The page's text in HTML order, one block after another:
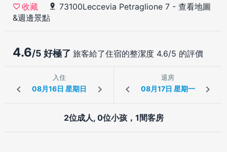
收藏 73100Leccevia Petraglione 7 - 查看地圖
&週邊景點
4.6/5 好極了 旅客給了住宿的整潔度 4.6/5 的評價
入住 退房
2位成人, 0位小孩，1間客房